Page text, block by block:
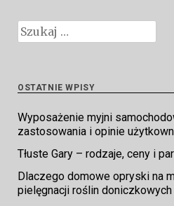
Szukaj:
OSTATNIE WPISY
Wyposażenie myjni
zastosowania i opinie
Tłuste Gary – rodzaje, ceny i
Dlaczego domowe opryski na
pielęgnacji roślin doniczkowych